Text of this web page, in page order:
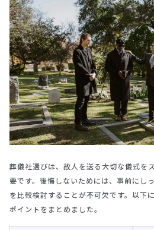
葬儀社選びは、故人を送る大切な儀式を
要です。後悔しないためには、事前にし
を比較検討することが不可欠です。以下
ポイントをまとめました。